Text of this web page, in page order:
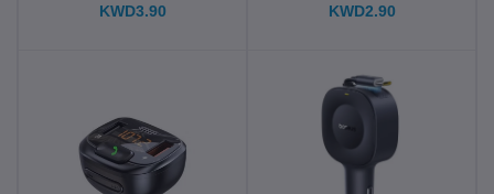
KWD2.90
الكوني
KWD3.90